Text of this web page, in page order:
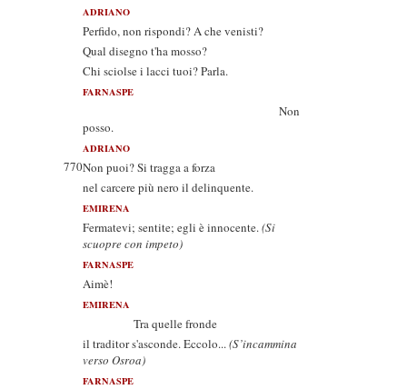
ADRIANO
Perfido, non rispondi? A che venisti?
Qual disegno t'ha mosso?
Chi sciolse i lacci tuoi? Parla.
FARNASPE
Non
posso.
ADRIANO
770Non puoi? Si tragga a forza
nel carcere più nero il delinquente.
EMIRENA
Fermatevi; sentite; egli è innocente.(Si
scuopre con impeto)
FARNASPE
Aimè!
EMIRENA
Tra quelle fronde
il traditor s'asconde. Eccolo...(S’incammina
verso Osroa)
FARNASPE